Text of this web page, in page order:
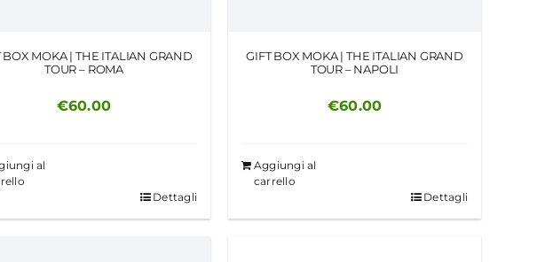
BOX MOKA | THE ITALIAN GRAND
TOUR – ROMA
€60.00
al
Dettagli
GIFT BOX MOKA | THE ITALIAN GRAND
TOUR – NAPOLI
€60.00
Aggiungi al
carrello
Dettagli